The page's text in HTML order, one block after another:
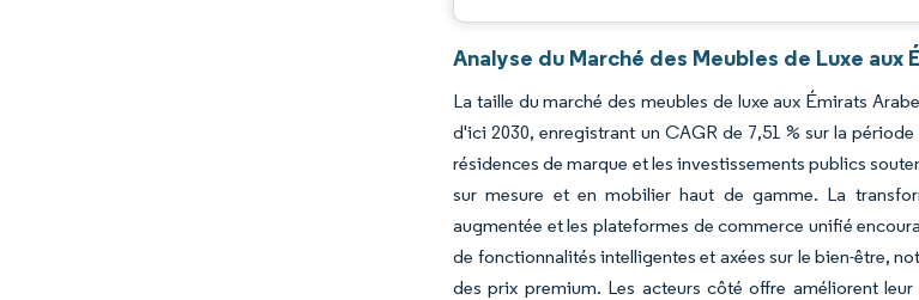
Analyse du Marché des Meubles de Luxe
La taille du marché des meubles de luxe aux Émirats
d'ici 2030, enregistrant un CAGR de 7,51 % sur la
résidences de marque et les investissements publics
sur mesure et en mobilier haut de gamme. La
augmentée et les plateformes de commerce unifié
de fonctionnalités intelligentes et axées sur le bien-être,
des prix premium. Les acteurs côté offre améliorent